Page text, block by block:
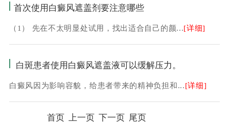
首次使用白癜风遮盖剂要注意哪些
（1） 先在不太明显处试用，找出适合自己的颜...[详细]
白斑患者使用白癜风遮盖液可以缓解压力。
白癜风因为影响容貌，给患者带来的精神负担和...[详细]
首页 上一页 下一页 尾页